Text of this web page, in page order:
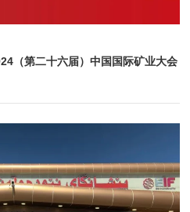
（第二十六届）中国国际矿业大会